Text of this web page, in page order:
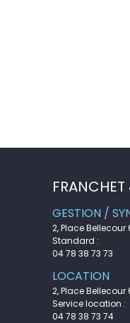
GESTION /
2, Place Bellecour
Standard :
04 78 38 73 73
LOCATION
2, Place Bellecour
Service location :
04 78 38 73 74